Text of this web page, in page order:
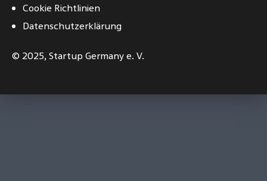
Cookie Richtlinien
Datenschutzerklärung
© 2025,Startup Germany e. V.